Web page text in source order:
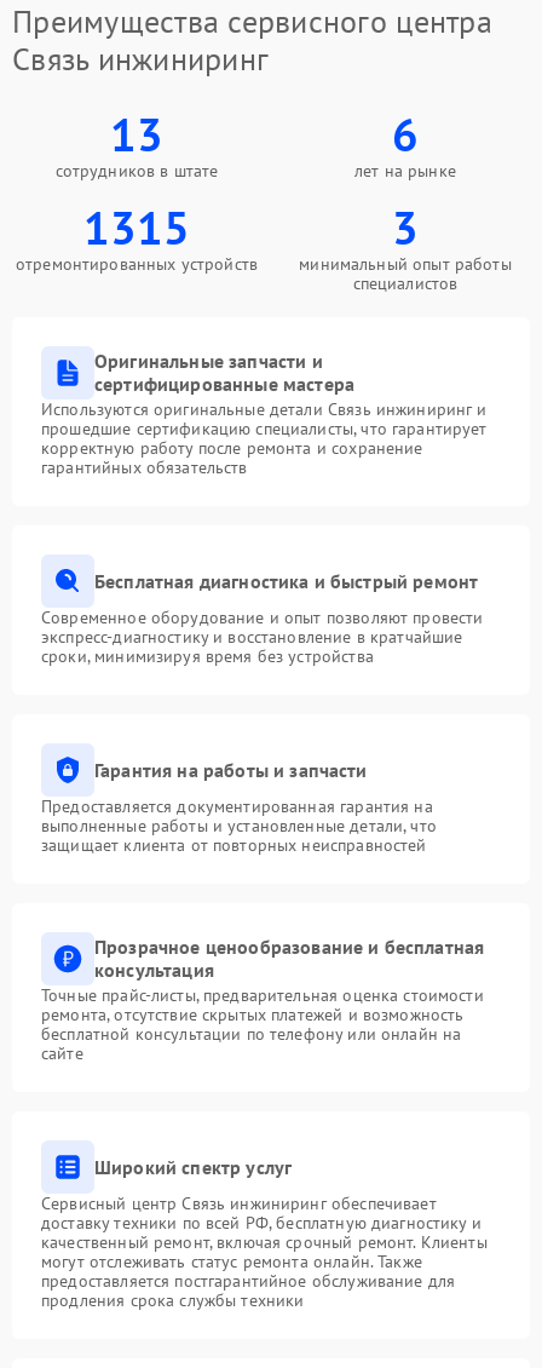
Преимущества сервисного центра
Связь инжиниринг
13
сотрудников в штате
6
лет на рынке
1315
отремонтированных устройств
3
минимальный опыт работы
специалистов
Оригинальные запчасти и
сертифицированные мастера
Используются оригинальные детали Связь инжиниринг и
прошедшие сертификацию специалисты, что гарантирует
корректную работу после ремонта и сохранение
гарантийных обязательств
Бесплатная диагностика и быстрый ремонт
Современное оборудование и опыт позволяют провести
экспресс-диагностику и восстановление в кратчайшие
сроки, минимизируя время без устройства
Гарантия на работы и запчасти
Предоставляется документированная гарантия на
выполненные работы и установленные детали, что
защищает клиента от повторных неисправностей
Прозрачное ценообразование и бесплатная
консультация
Точные прайс-листы, предварительная оценка стоимости
ремонта, отсутствие скрытых платежей и возможность
бесплатной консультации по телефону или онлайн на
сайте
Широкий спектр услуг
Сервисный центр Связь инжиниринг обеспечивает
доставку техники по всей РФ, бесплатную диагностику и
качественный ремонт, включая срочный ремонт. Клиенты
могут отслеживать статус ремонта онлайн. Также
предоставляется постгарантийное обслуживание для
продления срока службы техники